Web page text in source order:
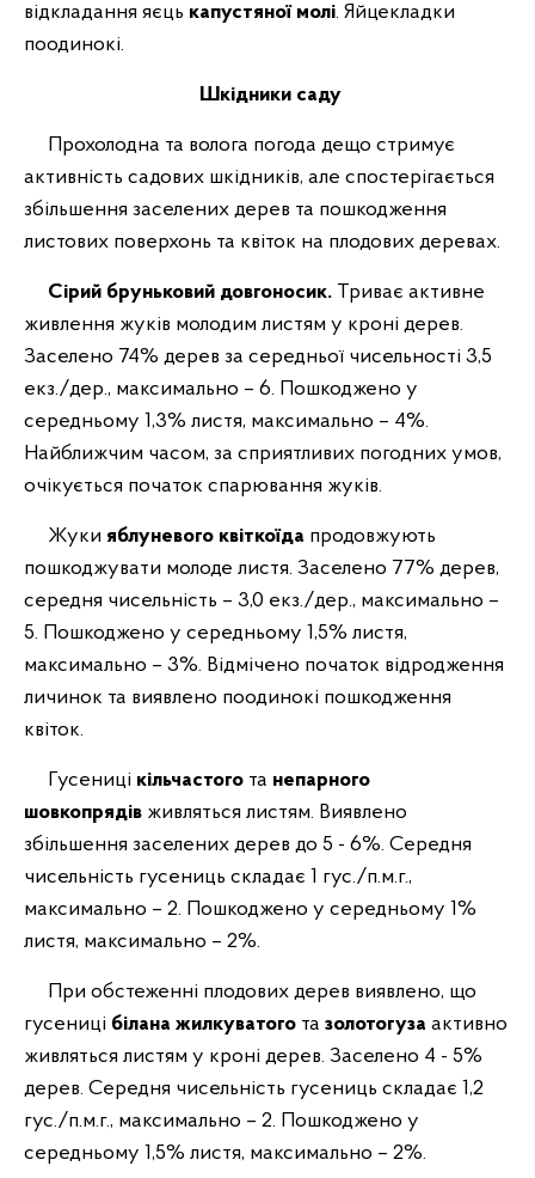
відкладання яєць капустяної молі. Яйцекладки
поодинокі.
Шкідники саду
Прохолодна та волога погода дещо стримує
активність садових шкідників, але спостерігається
збільшення заселених дерев та пошкодження
листових поверхонь та квіток на плодових деревах.
Сірий бруньковий довгоносик. Триває активне
живлення жуків молодим листям у кроні дерев.
Заселено 74% дерев за середньої чисельності 3,5
екз./дер., максимально – 6. Пошкоджено у
середньому 1,3% листя, максимально – 4%.
Найближчим часом, за сприятливих погодних умов,
очікується початок спарювання жуків.
Жуки яблуневого квіткоїда продовжують
пошкоджувати молоде листя. Заселено 77% дерев,
середня чисельність – 3,0 екз./дер., максимально –
5. Пошкоджено у середньому 1,5% листя,
максимально – 3%. Відмічено початок відродження
личинок та виявлено поодинокі пошкодження
квіток.
Гусениці кільчастого та непарного
шовкопрядів живляться листям. Виявлено
збільшення заселених дерев до 5 - 6%. Середня
чисельність гусениць складає 1 гус./п.м.г.,
максимально – 2. Пошкоджено у середньому 1%
листя, максимально – 2%.
При обстеженні плодових дерев виявлено, що
гусениці білана жилкуватого та золотогуза активно
живляться листям у кроні дерев. Заселено 4 - 5%
дерев. Середня чисельність гусениць складає 1,2
гус./п.м.г., максимально – 2. Пошкоджено у
середньому 1,5% листя, максимально – 2%.